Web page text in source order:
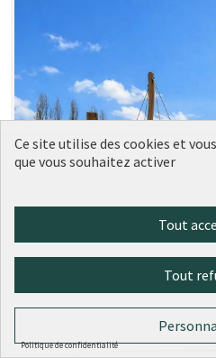
Ce site utilise des cookies et
que vous souhaitez activer
Tout
Tout
Politique de confidentialité